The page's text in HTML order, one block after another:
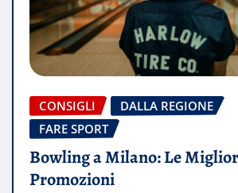
CONSIGLI
DALLA REGIONE
FARE SPORT
Bowling a Milano: Le
Promozioni